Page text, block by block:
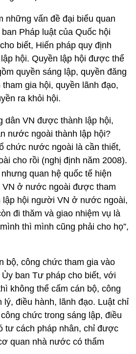
những vấn đề đại biểu quan
Pháp luật của Quốc hội
biết, Hiến pháp quy định
hội. Quyền lập hội được thể
quyền sáng lập, quyền đăng
gia hội, quyền lãnh đạo,
ra khỏi hội.
dân VN được thành lập hội,
nước ngoài thành lập hội?
chức nước ngoài là cần thiết,
cho rồi (nghị định năm 2008).
quan hệ quốc tế hiện
VN ở nước ngoài được tham
lập hội người VN ở nước ngoài,
đi thăm và giao nhiệm vụ là
thì mình cũng phải cho họ”,
bộ, công chức tham gia vào
ban Tư pháp cho biết, với
không thể cấm cán bộ, công
lý, điều hành, lãnh đạo. Luật chỉ
chức trong sáng lập, điều
tư cách pháp nhân, chỉ được
quan nhà nước có thẩm